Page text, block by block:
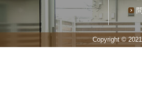
Copyright ©